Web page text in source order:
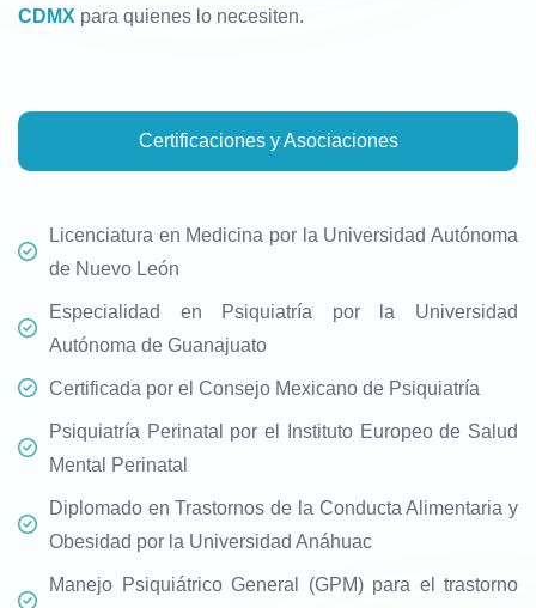
CDMX para quienes lo necesiten.
Certificaciones y Asociaciones
Licenciatura en Medicina por la Universidad Autónoma
de Nuevo León
Especialidad en Psiquiatría por la Universidad
Autónoma de Guanajuato
Certificada por el Consejo Mexicano de Psiquiatría
Psiquiatría Perinatal por el Instituto Europeo de Salud
Mental Perinatal
Diplomado en Trastornos de la Conducta Alimentaria y
Obesidad por la Universidad Anáhuac
Manejo Psiquiátrico General (GPM) para el trastorno